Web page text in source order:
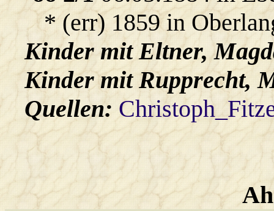
* (err) 1859 in
Kinder mit Eltner,
Kinder mit Rupprecht,
Quellen: